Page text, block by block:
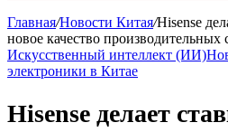
Главная/Новости Китая/Hisense
новое качество производительных
Искусственный интеллект (ИИ)
электроники в Китае
Hisense делает